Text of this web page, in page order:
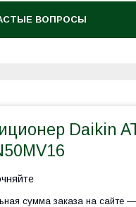
ВОПРОСЫ
Daikin
сумма заказа на сайте